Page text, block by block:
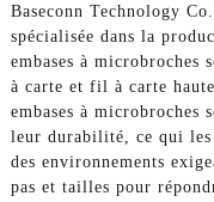
Baseconn Technology
spécialisée dans la
embases à microbroches
à carte et fil à carte
embases à
leur durabilité, ce qui les
des environnements
pas et tailles pour